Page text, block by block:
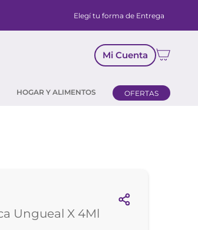
Elegí tu forma de Entrega
Mi Cuenta
HOGAR Y ALIMENTOS OFERTAS
Ungueal X 4Ml